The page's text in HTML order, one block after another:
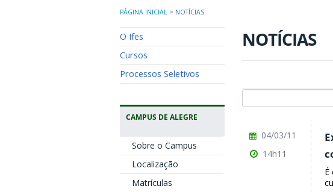
PÁGINA INICIAL > NOTÍCIAS
O Ifes
Cursos
Processos Seletivos
CAMPUS DE ALEGRE
Sobre o Campus
Localização
Matrículas
NOTÍCIAS
É
04/03/11
14h11